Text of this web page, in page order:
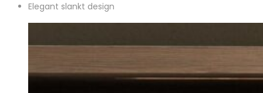
Elegant slankt design